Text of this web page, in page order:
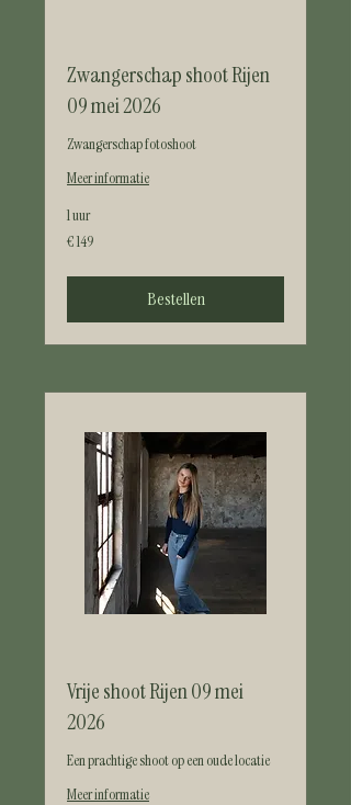
Zwangerschap shoot Rijen
09 mei 2026
Zwangerschap fotoshoot
Meer informatie
1 uur
149
euro
€ 149
Bestellen
Vrije shoot Rijen 09 mei
2026
Een prachtige shoot op een oude locatie
Meer informatie